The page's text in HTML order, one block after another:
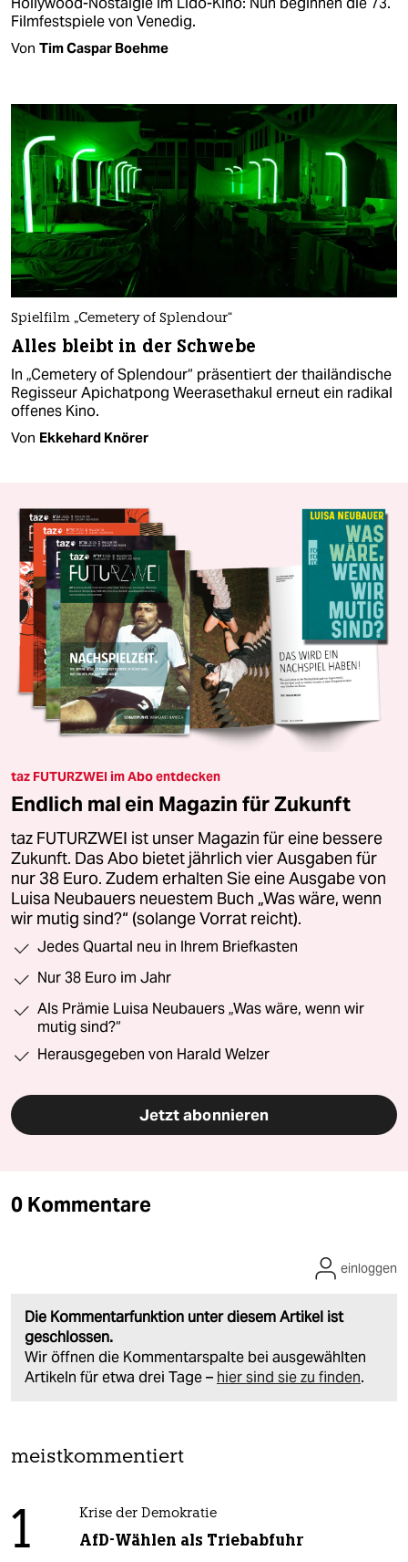
Filmfestspiele von Venedig.
Von Tim Caspar Boehme
Spielfilm „Cemetery of Splendour“
Alles bleibt in der Schwebe
In „Cemetery of Splendour“ präsentiert der thailändische
Regisseur Apichatpong Weerasethakul erneut ein radikal
offenes Kino.
Von Ekkehard Knörer
taz FUTURZWEI im Abo entdecken
Endlich mal ein Magazin für Zukunft
taz FUTURZWEI ist unser Magazin für eine bessere
Zukunft. Das Abo bietet jährlich vier Ausgaben für
nur 38 Euro. Zudem erhalten Sie eine Ausgabe von
Luisa Neubauers neuestem Buch „Was wäre, wenn
wir mutig sind?“ (solange Vorrat reicht).
Jedes Quartal neu in Ihrem Briefkasten
Nur 38 Euro im Jahr
Als Prämie Luisa Neubauers „Was wäre, wenn wir
mutig sind?“
Herausgegeben von Harald Welzer
Jetzt abonnieren
0 Kommentare
Die Kommentarfunktion unter diesem Artikel ist
geschlossen.
Wir öffnen die Kommentarspalte bei ausgewählten
Artikeln für etwa drei Tage – hier sind sie zu finden.
einloggen
meistkommentiert
1 Krise der Demokratie
AfD-Wählen als Triebabfuhr